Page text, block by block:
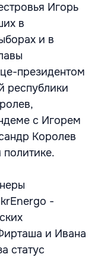
Игорь
в
и в
президентом
республики
с Игорем
Королев
-
и Ивана
статус